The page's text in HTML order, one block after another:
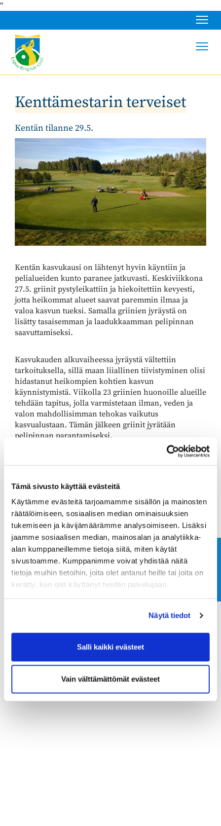
Tämä sivusto käyttää evästeitä
Käytämme evästeitä tarjoamamme sisällön ja mainosten
räätälöimiseen, sosiaalisen median ominaisuuksien
tukemiseen ja kävijämäärämme analysoimiseen. Lisäksi
jaamme sosiaalisen median, mainosalan ja analytiikka-
alan kumppaneillemme tietoja siitä, miten käytät
sivustoamme. Kumppanimme voivat yhdistää näitä
tietoja muihin tietoihin, joita olet antanut heille tai joita on
kerätty, kun olet käyttänyt heidän palvelujaan.
Näytä tiedot
Salli kaikki evästeet
Vain välttämättömät evästeet
“
Kenttämestarin terveiset
Kentän tilanne 29.5.
Kentän kasvukausi on lähtenyt hyvin käyntiin ja
pelialueiden kunto paranee jatkuvasti. Keskiviikkona
27.5. griinit pystyleikattiin ja hiekoitettiin kevyesti,
jotta heikommat alueet saavat paremmin ilmaa ja
valoa kasvun tueksi. Samalla griinien jyräystä on
lisätty tasaisemman ja laadukkaamman pelipinnan
saavuttamiseksi.
Kasvukauden alkuvaiheessa jyräystä vältettiin
tarkoituksella, sillä maan liiallinen tiivistyminen olisi
hidastanut heikompien kohtien kasvun
käynnistymistä. Viikolla 23 griinien huonoille alueille
tehdään tapitus, jolla varmistetaan ilman, veden ja
valon mahdollisimman tehokas vaikutus
kasvualustaan. Tämän jälkeen griinit jyrätään
pelipinnan parantamiseksi.
Lannoituksissa edetään suunnitelman mukaisesti
Robottileikkureiden optimointia ja säätöjä tehdään
läpi kauden, jotta leikkuujälki ja kentän yleiskunto
paranevat jatkuvasti. Pelaajilta toivotaan
huolellisuutta väylien divottien paikkaamisessa, sillä
korjaamattomat lyöntijäljet voivat vahingoittaa
robottileikkureita ja heikentää pelipintaa. Samalla
varmistetaan mahdollisimman hyvä kentän kunto
Karri Savinko
Kenttämestari